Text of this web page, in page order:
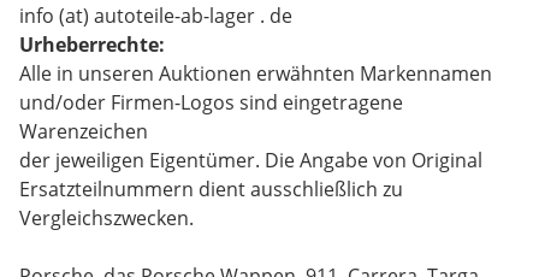
info (at) autoteile-ab-lager . de
Urheberrechte:
Alle in unseren Auktionen erwähnten Markennamen
und/oder Firmen-Logos sind eingetragene
Warenzeichen
der jeweiligen Eigentümer. Die Angabe von Original
Ersatzteilnummern dient ausschließlich zu
Vergleichszwecken.